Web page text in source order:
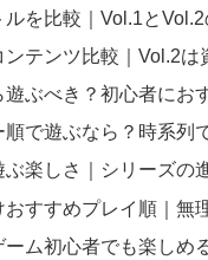
ルを比較｜Vol.1と
ンテンツ比較｜Vol.2
遊ぶべき？初心者にお
順で遊ぶなら？時系列
ぶ楽しさ｜シリーズの
おすすめプレイ順｜無
ーム初心者でも楽しめ